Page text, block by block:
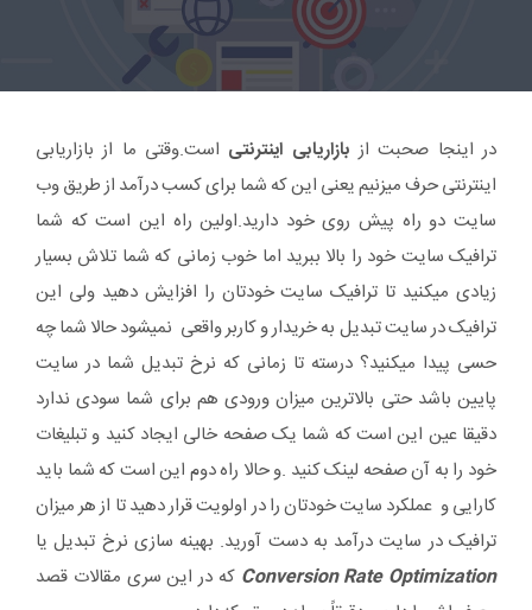
در اینجا صحبت ازبازاریابی اینترنتی است.وقتی ما از بازاریابی
اینترنتی حرف میزنیم یعنی این که شما برای کسب درآمد از طریق وب
سایت دو راه پیش روی خود دارید.اولین راه این است که شما
ترافیک سایت خود را بالا ببرید اما خوب زمانی که شما تلاش بسیار
زیادی میکنید تا ترافیک سایت خودتان را افزایش دهید ولی این
ترافیک در سایت تبدیل به خریدار و کاربر واقعی نمیشود حالا شما چه
حسی پیدا میکنید؟ درسته تا زمانی که نرخ تبدیل شما در سایت
پایین باشد حتی بالاترین میزان ورودی هم برای شما سودی ندارد
دقیقا عین این است که شما یک صفحه خالی ایجاد کنید و تبلیغات
خود را به آن صفحه لینک کنید .و حالا راه دوم این است که شما باید
کارایی و عملکرد سایت خودتان را در اولویت قرار دهید تا از هر میزان
ترافیک در سایت درآمد به دست آورید. بهینه سازی نرخ تبدیل یا
Conversion Rate Optimization که در این سری مقالات قصد